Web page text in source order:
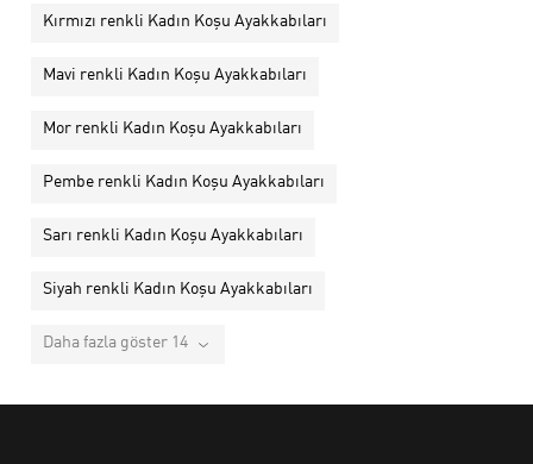
Kırmızı renkli Kadın Koşu Ayakkabıları
Mavi renkli Kadın Koşu Ayakkabıları
Mor renkli Kadın Koşu Ayakkabıları
Pembe renkli Kadın Koşu Ayakkabıları
Sarı renkli Kadın Koşu Ayakkabıları
Siyah renkli Kadın Koşu Ayakkabıları
Daha fazla göster 14